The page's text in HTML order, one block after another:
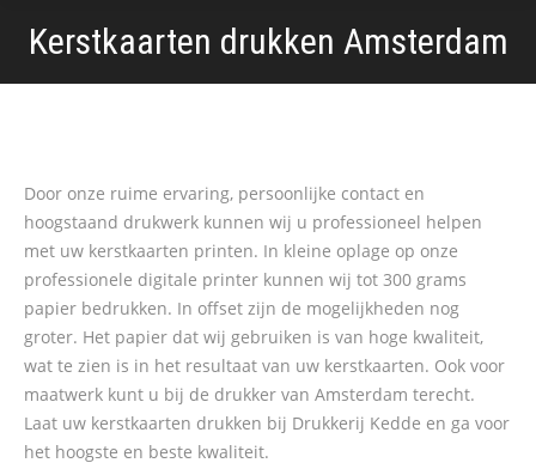
Kerstkaarten drukken Amsterdam
Door onze ruime ervaring, persoonlijke contact en
hoogstaand drukwerk kunnen wij u professioneel helpen
met uw kerstkaarten printen. In kleine oplage op onze
professionele digitale printer kunnen wij tot 300 grams
papier bedrukken. In offset zijn de mogelijkheden nog
groter. Het papier dat wij gebruiken is van hoge kwaliteit,
wat te zien is in het resultaat van uw kerstkaarten. Ook voor
maatwerk kunt u bij de drukker van Amsterdam terecht.
Laat uw kerstkaarten drukken bij Drukkerij Kedde en ga voor
het hoogste en beste kwaliteit.